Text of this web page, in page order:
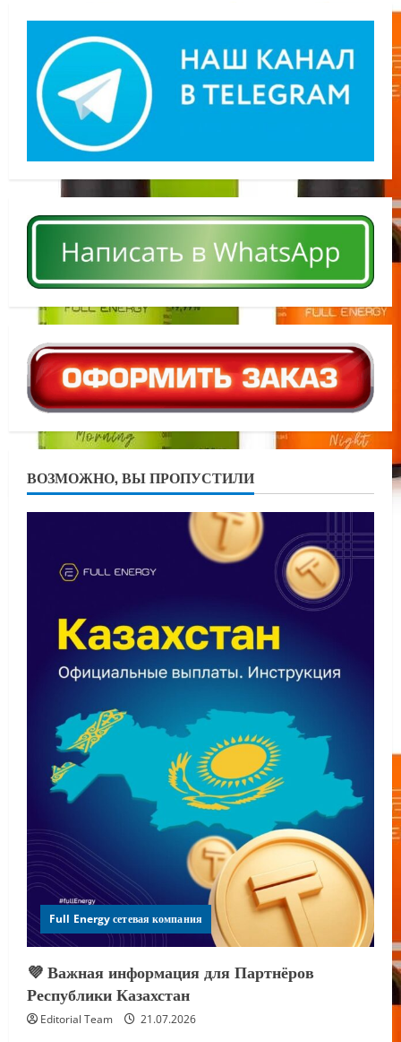
ВОЗМОЖНО, ВЫ ПРОПУСТИЛИ
Full Energy сетевая компания
💜 Важная информация для Партнёров
Республики Казахстан
Editorial Team 21.07.2026